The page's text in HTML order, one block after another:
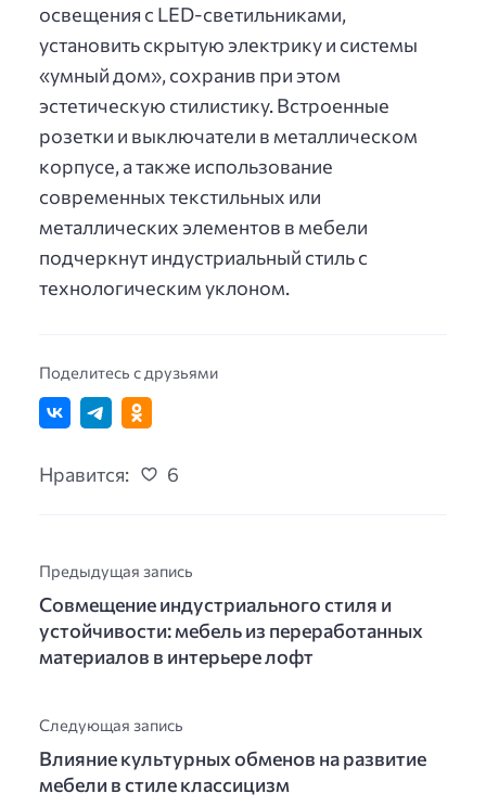
освещения с LED-светильниками,
установить скрытую электрику и системы
«умный дом», сохранив при этом
эстетическую стилистику. Встроенные
розетки и выключатели в металлическом
корпусе, а также использование
современных текстильных или
металлических элементов в мебели
подчеркнут индустриальный стиль с
технологическим уклоном.
Поделитесь с друзьями
Нравится: 6
Предыдущая запись
Совмещение индустриального стиля и
устойчивости: мебель из переработанных
материалов в интерьере лофт
Следующая запись
Влияние культурных обменов на развитие
мебели в стиле классицизм